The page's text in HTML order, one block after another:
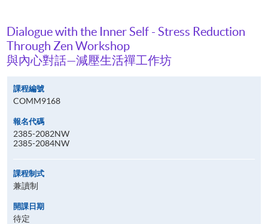
Dialogue with the Inner Self - Stress Reduction
Through Zen Workshop
與內心對話—減壓生活禪工作坊
課程編號
COMM9168
報名代碼
2385-2082NW
2385-2084NW
課程制式
兼讀制
開課日期
待定